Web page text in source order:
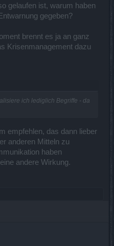
gelaufen ist, warum haben
gegeben?
brennt es ja an ganz
Krisenmanagement dazu
ich lediglich Begriffe - da
empfehlen, das dann lieber
anderen Mitteln zu
haben
andere Wirkung.